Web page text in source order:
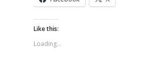
Like this:
Loading...